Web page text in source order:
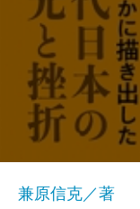
兼原信克／著